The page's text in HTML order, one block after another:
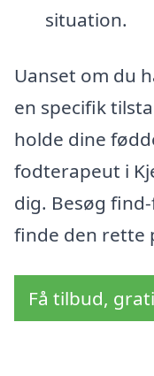
situation.
Uanset om du
en specifik
holde dine
fodterapeut i
dig. Besøg
finde den rette
Få tilbud,